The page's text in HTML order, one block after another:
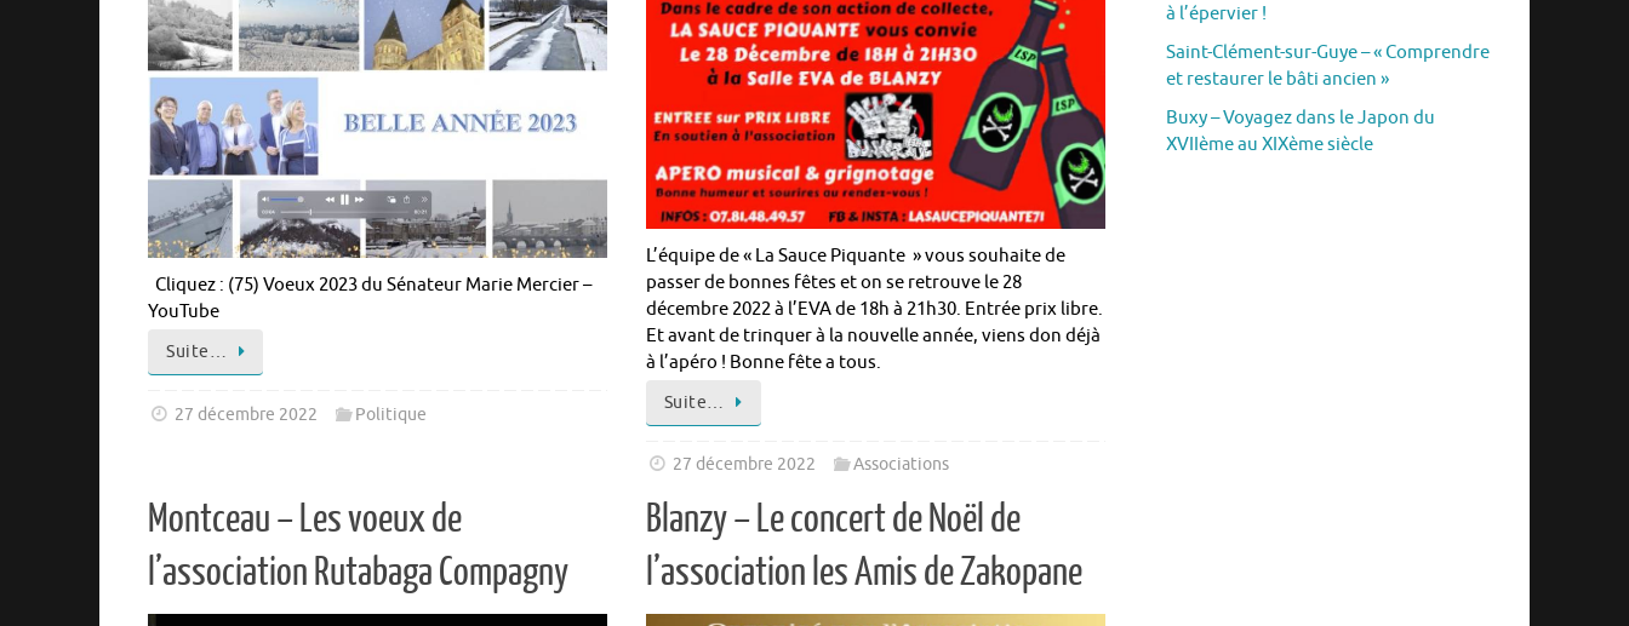
Cliquez : (75) Voeux 2023 du Sénateur Marie Mercier –
YouTube
Suite…
27 décembre 2022 Politique
L’équipe de « La Sauce Piquante » vous souhaite de
passer de bonnes fêtes et on se retrouve le 28
décembre 2022 à l’EVA de 18h à 21h30. Entrée prix libre.
Et avant de trinquer à la nouvelle année, viens don déjà
à l’apéro ! Bonne fête a tous.
Suite…
27 décembre 2022 Associations
Montceau – Les voeux de
l’association Rutabaga Compagny
Blanzy – Le concert de Noël de
l’association les Amis de Zakopane
à l’épervier !
Saint-Clément-sur-Guye – « Comprendre
et restaurer le bâti ancien »
Buxy – Voyagez dans le Japon du
XVIIème au XIXème siècle